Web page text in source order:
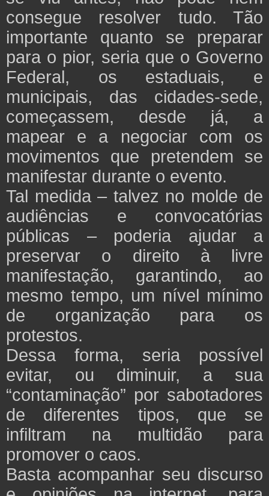
consegue resolver tudo. Tão
importante quanto se preparar
para o pior, seria que o Governo
Federal, os estaduais, e
municipais, das cidades-sede,
começassem, desde já, a
mapear e a negociar com os
movimentos que pretendem se
manifestar durante o evento.
Tal medida – talvez no molde de
audiências e convocatórias
públicas – poderia ajudar a
preservar o direito à livre
manifestação, garantindo, ao
mesmo tempo, um nível mínimo
de organização para os
protestos.
Dessa forma, seria possível
evitar, ou diminuir, a sua
“contaminação” por sabotadores
de diferentes tipos, que se
infiltram na multidão para
promover o caos.
Basta acompanhar seu discurso